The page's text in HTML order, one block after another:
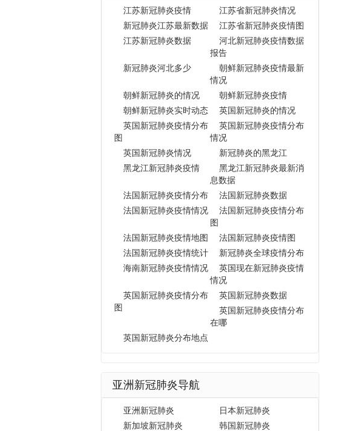
江苏新冠肺炎疫情
江苏省新冠肺炎情况
新冠肺炎江苏最新数据
江苏省新冠肺炎疫情图
江苏新冠肺炎数据
河北新冠肺炎疫情数据
报告
新冠肺炎河北多少
朝鲜新冠肺炎疫情最新
情况
朝鲜新冠肺炎的情况
朝鲜新冠肺炎疫情
朝鲜新冠肺炎实时动态
英国新冠肺炎的情况
英国新冠肺炎疫情分布
图
英国新冠肺炎疫情分布
情况
英国新冠肺炎情况
新冠肺炎的黑龙江
黑龙江新冠肺炎疫情
黑龙江新冠肺炎最新消
息数据
法国新冠肺炎疫情分布
法国新冠肺炎数据
法国新冠肺炎疫情情况
法国新冠肺炎疫情分布
图
法国新冠肺炎疫情地图
法国新冠肺炎疫情图
法国新冠肺炎疫情统计
新冠肺炎全球疫情分布
海南新冠肺炎疫情情况
英国现在新冠肺炎疫情
情况
英国新冠肺炎疫情分布
图
英国新冠肺炎数据
英国新冠肺炎疫情分布
在哪
英国新冠肺炎分布地点
亚洲新冠肺炎导航
亚洲新冠肺炎
日本新冠肺炎
新加坡新冠肺炎
韩国新冠肺炎